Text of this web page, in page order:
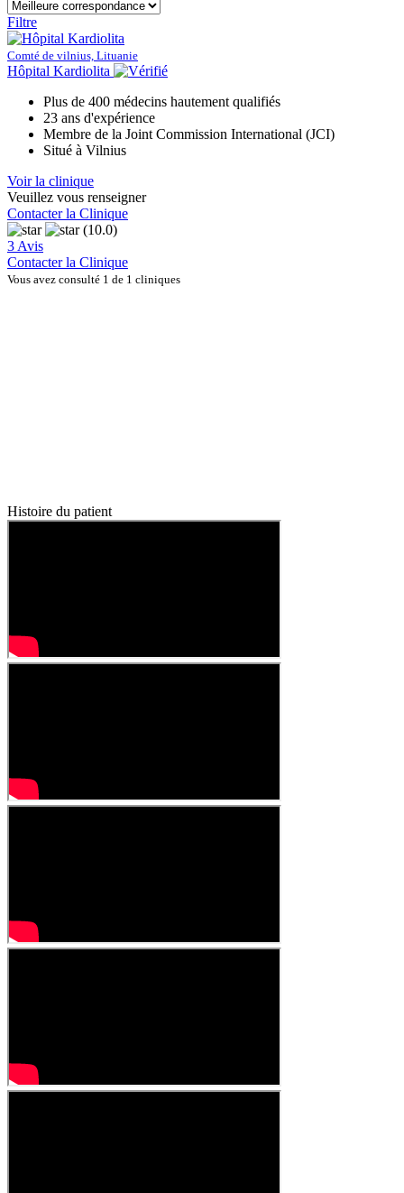
Filtre
Comté de vilnius, Lituanie
Hôpital Kardiolita
Plus de 400 médecins hautement qualifiés
23 ans d'expérience
Membre de la Joint Commission International (JCI)
Situé à Vilnius
Voir la clinique
Veuillez vous renseigner
Contacter la Clinique
(10.0)
3 Avis
Contacter la Clinique
Vous avez consulté 1 de 1 cliniques
Histoire du patient